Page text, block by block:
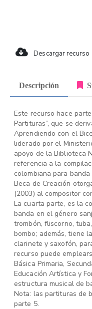
Descargar recurso
Descripción
Este recurso hace
Partituras”, que se
Aprendiendo con el
liderado por el
apoyo de la Biblioteca
referencia a la
colombiana para
Beca de Creación
(2003) al compositor
La cuarta parte, es la
banda en el género
trombón, fliscorno,
bombo; además, tiene
clarinete y saxofón,
recurso puede
Básica Primaria,
Educación Artística y
estructura musical de
Nota: las partituras de
parte 5.